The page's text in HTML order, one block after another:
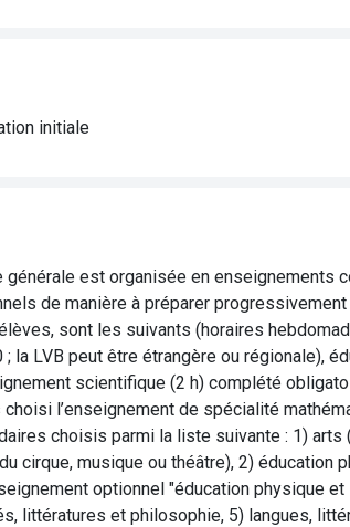
initiale
générale est organisée en enseignements
de manière à préparer
sont les suivants (horaires
; la LVB peut être étrangère ou régionale),
scientifique (2 h) complété
l’enseignement de spécialité
choisis parmi la liste suivante : 1)
cirque, musique ou théâtre), 2)
optionnel "éducation physique
littératures et philosophie, 5) langues,